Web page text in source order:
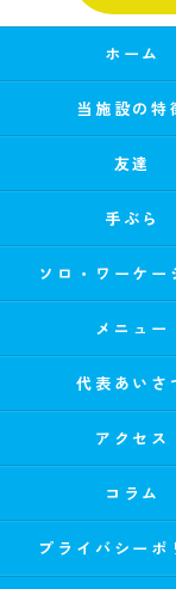
ホーム
当施設の特
友達
手ぶら
ソロ・ワーケー
メニュー
代表あいさ
アクセス
コラム
プライバシーポ